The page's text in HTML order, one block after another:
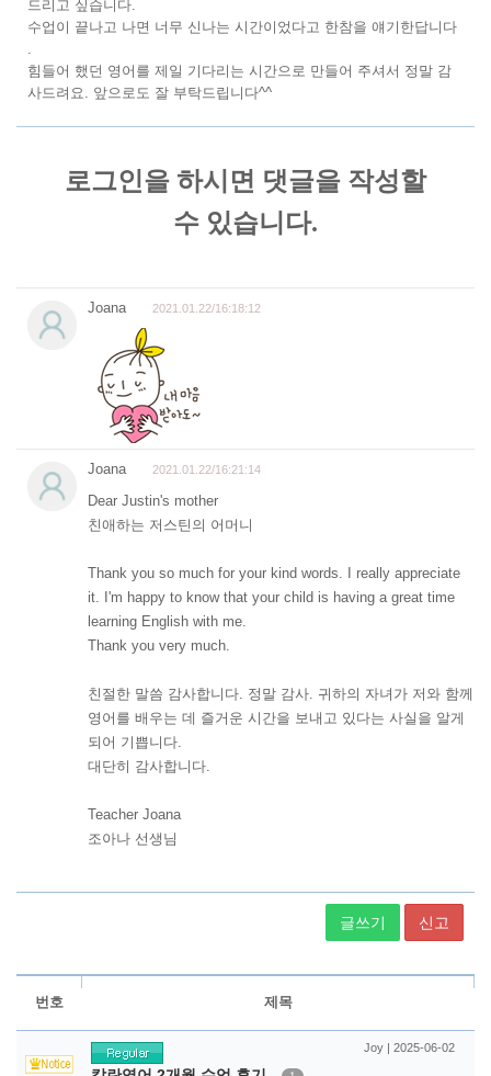
드리고 싶습니다.
수업이 끝나고 나면 너무 신나는 시간이었다고 한참을 얘기한답니다
.
힘들어 했던 영어를 제일 기다리는 시간으로 만들어 주셔서 정말 감
사드려요. 앞으로도 잘 부탁드립니다^^
글쓰기 신고